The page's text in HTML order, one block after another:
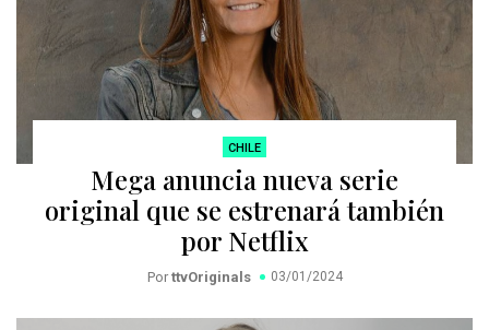
CHILE
Mega anuncia nueva serie
original que se estrenará también
por Netflix
Por ttvOriginals 03/01/2024